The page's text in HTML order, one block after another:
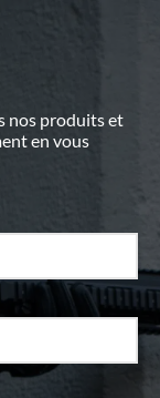
nos produits et
en vous